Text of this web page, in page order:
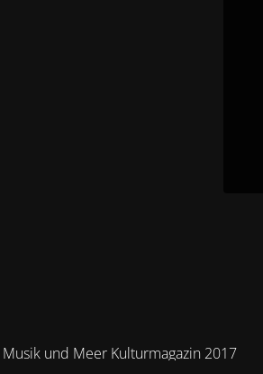
und Meer Kulturmagazin 2017